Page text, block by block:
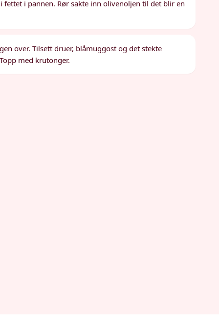
i pannen. Rør sakte inn olivenoljen til det blir en
over. Tilsett druer, blåmuggost og det stekte
med krutonger.